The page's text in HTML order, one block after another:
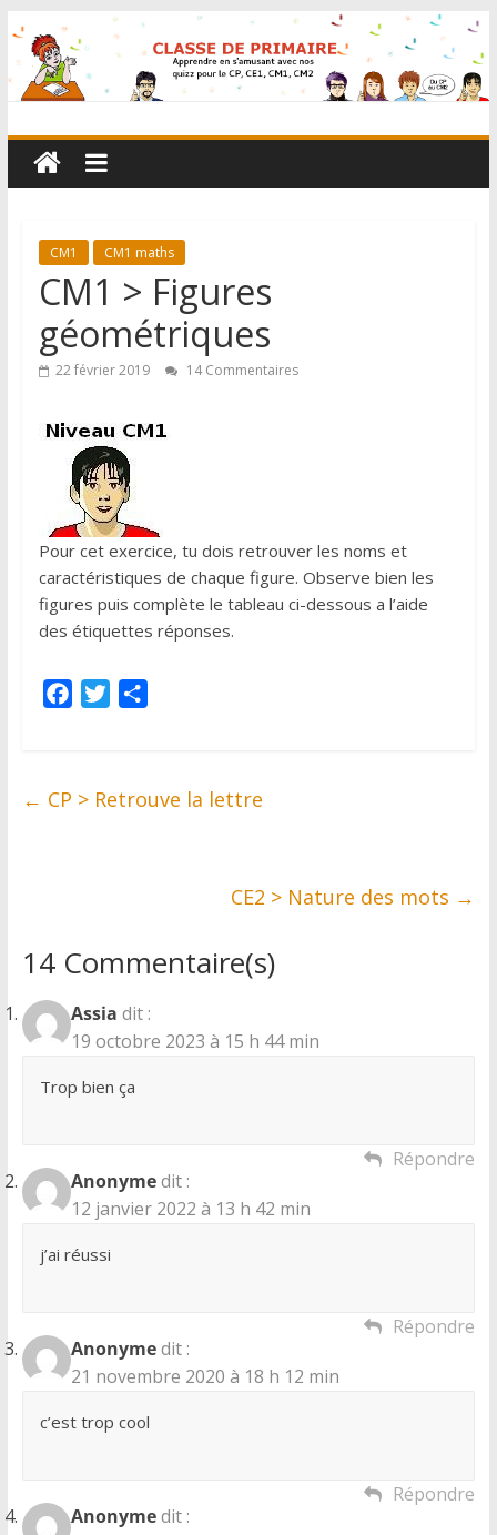
CM1 CM1 maths
CM1 > Figures
géométriques
22 février 2019 14 Commentaires
Pour cet exercice, tu dois retrouver les noms et
caractéristiques de chaque figure. Observe bien les
figures puis complète le tableau ci-dessous a l’aide
des étiquettes réponses.
b
t
a
← CP > Retrouve la lettre
CE2 > Nature des mots →
14 Commentaire(s)
Assia dit :
19 octobre 2023 à 15 h 44 min
Trop bien ça
Répondre
Anonymedit :
12 janvier 2022 à 13 h 42 min
j’ai réussi
Répondre
Anonymedit :
21 novembre 2020 à 18 h 12 min
c’est trop cool
Répondre
Anonymedit :